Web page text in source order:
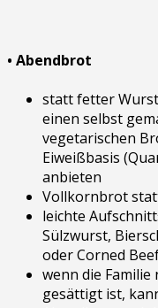
• Abendbrot
statt fetter
einen selbst
vegetarischen
Eiweißbasis
anbieten
Vollkornbrot
leichte
Sülzwurst,
oder Corned
wenn die
gesättigt ist,